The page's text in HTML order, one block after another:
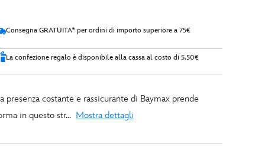
Consegna GRATUITA* per ordini di importo superiore a 75€
La confezione regalo è disponibile alla cassa al costo di 5.50€
presenza costante e rassicurante di Baymax prende
in questo str... Mostra dettagli